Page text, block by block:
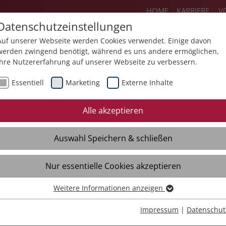
HOME KARRIERE
uns Aktuelles Akademie
Broschüren
Presse
Kontakt
Material
Verteiler
Themendossiers
unserer Webseite werden Cookies verwendet. Einige davon
zwingend benötigt, während es uns andere ermöglichen,
Nutzererfahrung auf unserer Webseite zu verbessern.
Essentiell Marketing Externe Inhalte
Alle akzeptieren
Auswahl Speichern & schließen
Nur essentielle Cookies akzeptieren
Essentielle Cookies werden für grundlegende Funktionen der
Weitere Informationen anzeigen
Impressum |